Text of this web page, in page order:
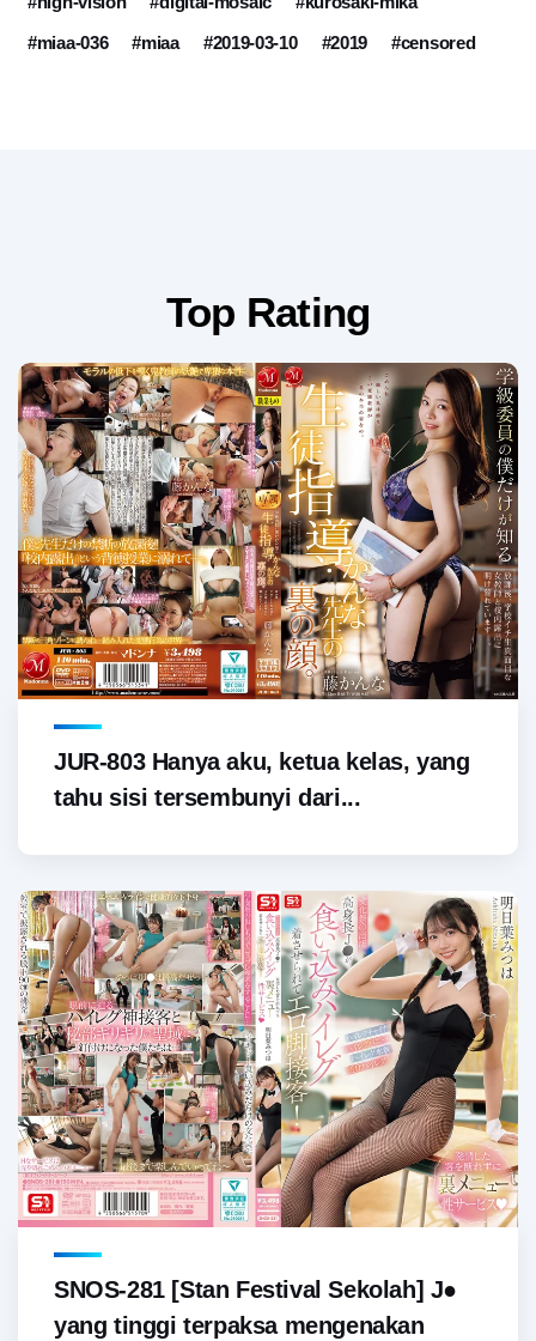
#miaa-036
#miaa #2019-03-10 #2019 #censored
Top Rating
JUR-803 Hanya aku, ketua kelas, yang
tahu sisi tersembunyi dari...
SNOS-281 [Stan Festival Sekolah] J●
yang tinggi terpaksa mengenakan